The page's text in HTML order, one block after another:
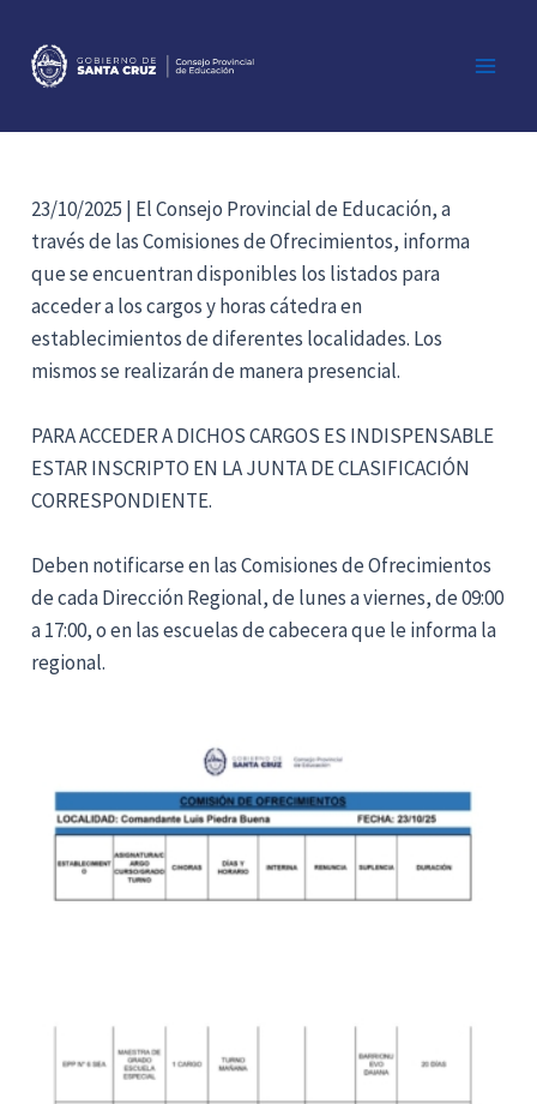
contenido
23/10/2025 | El Consejo Provincial de Educación, a
través de las Comisiones de Ofrecimientos, informa
que se encuentran disponibles los listados para
acceder a los cargos y horas cátedra en
establecimientos de diferentes localidades. Los
mismos se realizarán de manera presencial.
PARA ACCEDER A DICHOS CARGOS ES INDISPENSABLE
ESTAR INSCRIPTO EN LA JUNTA DE CLASIFICACIÓN
CORRESPONDIENTE.
Deben notificarse en las Comisiones de Ofrecimientos
de cada Dirección Regional, de lunes a viernes, de 09:00
a 17:00, o en las escuelas de cabecera que le informa la
regional.